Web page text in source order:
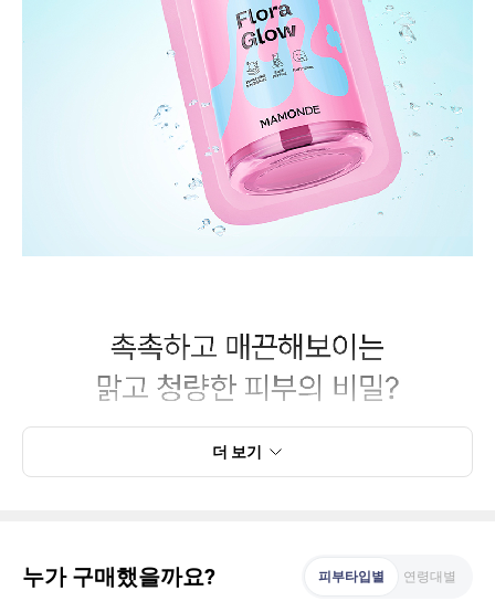
더 보기
누가 구매했을까요? 피부타입별 연령대별